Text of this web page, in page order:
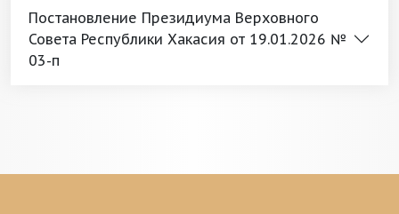
Постановление Президиума Верховного
Совета Республики Хакасия от 19.01.2026 №
03-п